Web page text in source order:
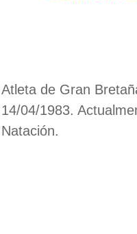
Atleta de Gran
14/04/1983.
Natación.